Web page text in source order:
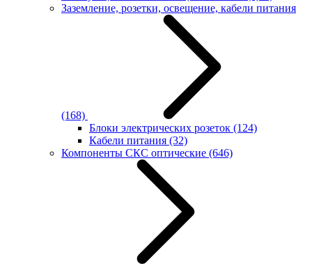
Заземление, розетки, освещение, кабели питания
(168)
Блоки электрических розеток (124)
Кабели питания (32)
Компоненты СКС оптические (646)